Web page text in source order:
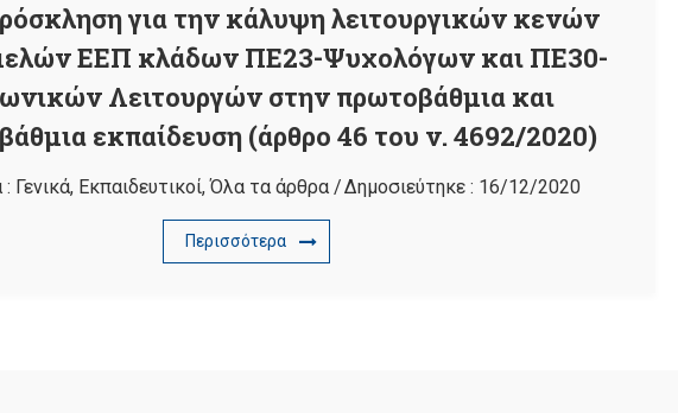
για την κάλυψη λειτουργικών κενών
ΕΕΠ κλάδων ΠΕ23-Ψυχολόγων και ΠΕ30-
Λειτουργών στην πρωτοβάθμια και
εκπαίδευση (άρθρο 46 του ν. 4692/2020)
: Γενικά, Εκπαιδευτικοί,Όλα τα άρθρα/Δημοσιεύτηκε : 16/12/2020
Περισσότερα